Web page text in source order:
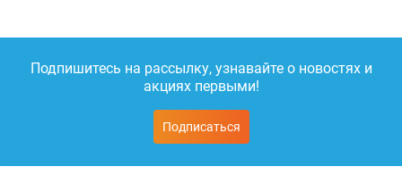
Подпишитесь на рассылку, узнавайте о новостях и
акциях первыми!
Подписаться